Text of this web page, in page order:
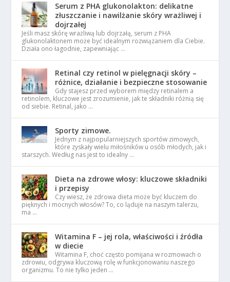
Serum z PHA glukonolakton: delikatne
złuszczanie i nawilżanie skóry wrażliwej i
dojrzałej
Jeśli masz skórę wrażliwą lub dojrzałą, serum z PHA
glukonolaktonem może być idealnym rozwiązaniem dla Ciebie.
Działa ono łagodnie, zapewniając …
Retinal czy retinol w pielęgnacji skóry –
różnice, działanie i bezpieczne stosowanie
Gdy stajesz przed wyborem między retinalem a
retinolem, kluczowe jest zrozumienie, jak te składniki różnią się
od siebie. Retinal, jako …
Sporty zimowe.
Jednym z najpopularniejszych sportów zimowych,
które zyskały wielu miłośników u osób młodych, jak i
starszych. Według nas jest to idealny …
Dieta na zdrowe włosy: kluczowe składniki
i przepisy
Czy wiesz, że zdrowa dieta może być kluczem do
pięknych i mocnych włosów? To, co ląduje na naszym talerzu,
ma …
Witamina F – jej rola, właściwości i źródła
w diecie
Witamina F, choć często pomijana w rozmowach o
zdrowiu, odgrywa kluczową rolę w funkcjonowaniu naszego
organizmu. To nie tylko jeden …